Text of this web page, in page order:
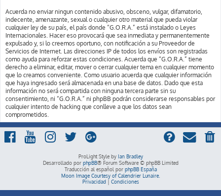
Acuerda no enviar ningun contenido abusivo, obsceno, vulgar, difamatorio,
indecente, amenazante, sexual o cualquier otro material que pueda violar
cualquier ley de su país, el país donde “G.O.R.A.” está instalado o Leyes
Internacionales. Hacer eso provocará que sea inmediata y permanentemente
expulsado y, si lo creemos oportuno, con notificación a su Proveedor de
Servicios de Internet. Las direcciones IP de todos los envíos son registradas
como ayuda para reforzar estas condiciones. Acuerda que “G.O.R.A.” tiene
derecho a eliminar, editar, mover o cerrar cualquier tema en cualquier momento
que lo creamos conveniente. Como usuario acuerda que cualquier información
que haya ingresado será almacenada en una base de datos. Dado que esta
información no será compartida con ninguna tercera parte sin su
consentimiento, ni “G.O.R.A.” ni phpBB podrán considerarse responsables por
cualquier intento de hacking que conlleve a que los datos sean
comprometidos.
ProLight Style by Ian Bradley
Desarrollado por phpBB® Forum Software © phpBB Limited
Traducción al español por phpBB España
Moon Image Courtesy of Calendrier Lunaire.
Privacidad| Condiciones